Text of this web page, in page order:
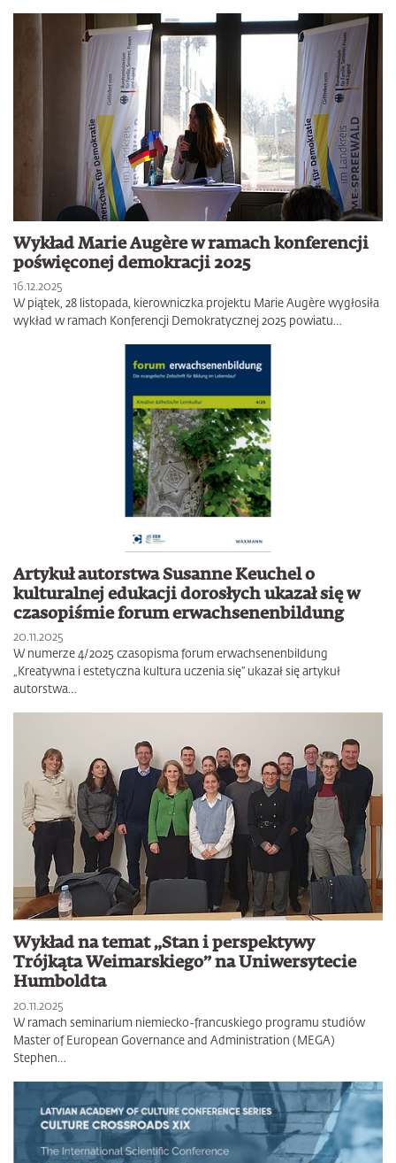
Wykład Marie Augère w ramach konferencji
poświęconej demokracji 2025
16.12.2025
W piątek, 28 listopada, kierowniczka projektu Marie Augère wygłosiła
wykład w ramach Konferencji Demokratycznej 2025 powiatu…
Artykuł autorstwa Susanne Keuchel o
kulturalnej edukacji dorosłych ukazał się w
czasopiśmie forum erwachsenenbildung
20.11.2025
W numerze 4/2025 czasopisma forum erwachsenenbildung
„Kreatywna i estetyczna kultura uczenia się” ukazał się artykuł
autorstwa…
Wykład na temat „Stan i perspektywy
Trójkąta Weimarskiego” na Uniwersytecie
Humboldta
20.11.2025
W ramach seminarium niemiecko-francuskiego programu studiów
Master of European Governance and Administration (MEGA)
Stephen…